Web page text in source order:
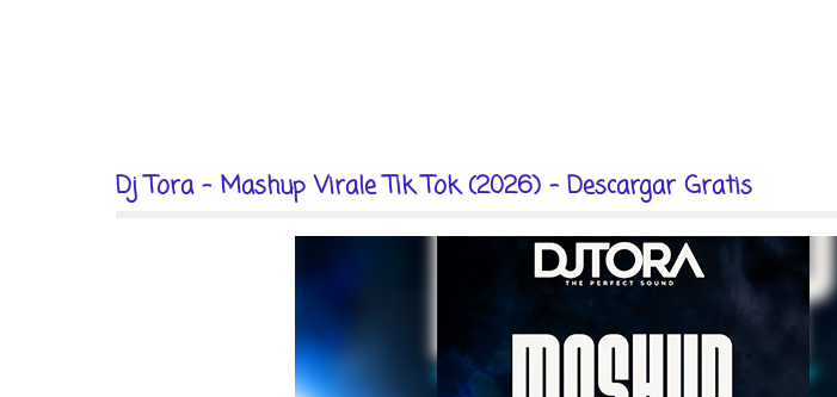
Dj Tora - Mashup Virale Tik Tok (2026) - Descargar Gratis